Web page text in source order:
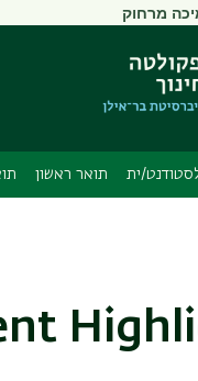
מרחוק
ית תואר ראשון